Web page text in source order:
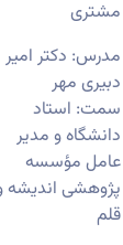
مشتری
مدرس: دکتر امیر
دبیری مهر
سمت: استاد
دانشگاه و مدیر
عامل مؤسسه
پژوهشی اندیشه و
قلم